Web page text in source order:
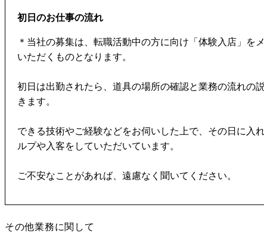
初日のお仕事の流れ
＊当社の募集は、転職活動中の方に向け「体験入店」を
いただくものとなります。
初日は出勤されたら、道具の場所の確認と業務の流れの
きます。
できる技術やご経験などをお伺いした上で、その日に入
ルプや入客をしていただいています。
ご不安なことがあれば、遠慮なく聞いてください。
その他業務に関して